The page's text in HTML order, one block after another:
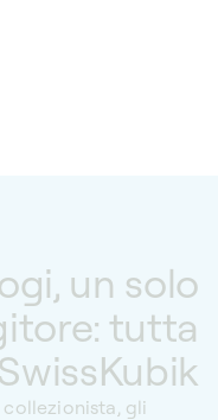
un solo
tutta
gli